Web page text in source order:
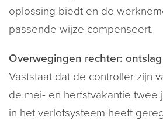
oplossing biedt en de
passende wijze compenseert.
Overwegingen rechter: ontslag
Vaststaat dat de controller zijn
de mei- en herfstvakantie twee
in het verlofsysteem heeft